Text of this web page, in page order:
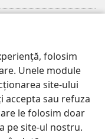
folosim
Unele module
site-ului
sau refuza
le folosim doar
pe site-ul nostru.